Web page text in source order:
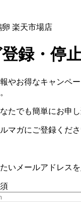
楽天市場店
録・停
やお得なキャンペ
たでも簡単にお申し
マガにご登録くださ
いメールアドレス